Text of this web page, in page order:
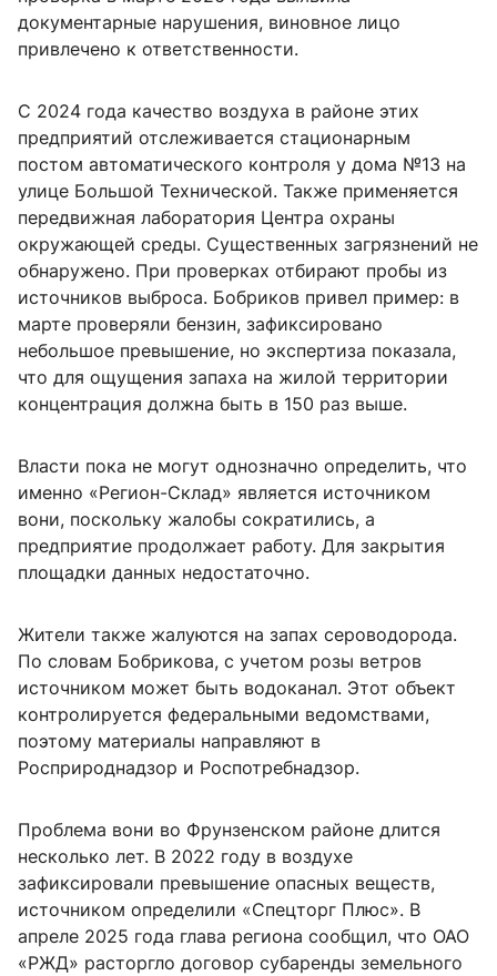
документарные нарушения, виновное лицо
привлечено к ответственности.
С 2024 года качество воздуха в районе этих
предприятий отслеживается стационарным
постом автоматического контроля у дома №13 на
улице Большой Технической. Также применяется
передвижная лаборатория Центра охраны
окружающей среды. Существенных загрязнений не
обнаружено. При проверках отбирают пробы из
источников выброса. Бобриков привел пример: в
марте проверяли бензин, зафиксировано
небольшое превышение, но экспертиза показала,
что для ощущения запаха на жилой территории
концентрация должна быть в 150 раз выше.
Власти пока не могут однозначно определить, что
именно «Регион-Склад» является источником
вони, поскольку жалобы сократились, а
предприятие продолжает работу. Для закрытия
площадки данных недостаточно.
Жители также жалуются на запах сероводорода.
По словам Бобрикова, с учетом розы ветров
источником может быть водоканал. Этот объект
контролируется федеральными ведомствами,
поэтому материалы направляют в
Росприроднадзор и Роспотребнадзор.
Проблема вони во Фрунзенском районе длится
несколько лет. В 2022 году в воздухе
зафиксировали превышение опасных веществ,
источником определили «Спецторг Плюс». В
апреле 2025 года глава региона сообщил, что ОАО
«РЖД» расторгло договор субаренды земельного